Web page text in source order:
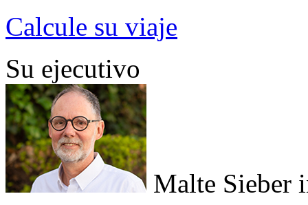
Calcule su viaje
Su ejecutivo
Malte Sieber